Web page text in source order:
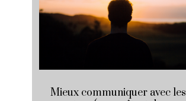
Mieux communiquer avec les